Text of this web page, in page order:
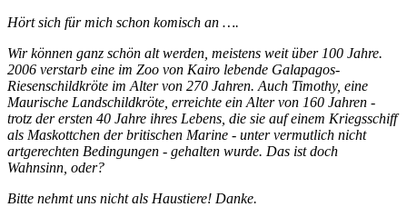
Hört sich für mich schon komisch an ….
Wir können ganz schön alt werden, meistens weit über 100 Jahre.
2006 verstarb eine im Zoo von Kairo lebende Galapagos-
Riesenschildkröte im Alter von 270 Jahren. Auch Timothy, eine
Maurische Landschildkröte, erreichte ein Alter von 160 Jahren -
trotz der ersten 40 Jahre ihres Lebens, die sie auf einem Kriegsschiff
als Maskottchen der britischen Marine - unter vermutlich nicht
artgerechten Bedingungen - gehalten wurde. Das ist doch
Wahnsinn, oder?
Bitte nehmt uns nicht als Haustiere! Danke.